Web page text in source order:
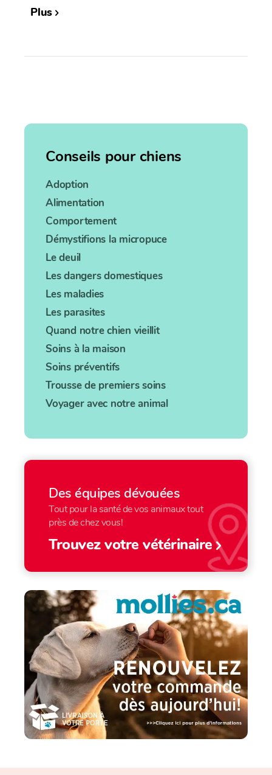
Plus
Conseils pour chiens
Adoption
Alimentation
Comportement
Démystifions la micropuce
Le deuil
Les dangers domestiques
Les maladies
Les parasites
Quand notre chien vieillit
Soins à la maison
Soins préventifs
Trousse de premiers soins
Voyager avec notre animal
Des équipes dévouées
Tout pour la santé de vos animaux tout
près de chez vous!
Trouvez votre vétérinaire